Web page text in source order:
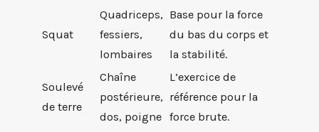
Squat
Quadriceps,
fessiers,
lombaires
Base pour la force
du bas du corps et
la stabilité.
Soulevé
de terre
Chaîne
postérieure,
dos, poigne
L’exercice de
référence pour la
force brute.